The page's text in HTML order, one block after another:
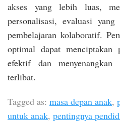
akses yang lebih luas,
personalisasi, evaluasi
pembelajaran kolaboratif.
optimal dapat menciptakan
efektif dan
terlibat.
Tagged as: masa depan anak,
untuk anak, pentingnya